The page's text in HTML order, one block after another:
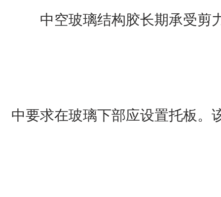
中空玻璃结构胶长期承受剪
中要求在玻璃下部应设置托板。